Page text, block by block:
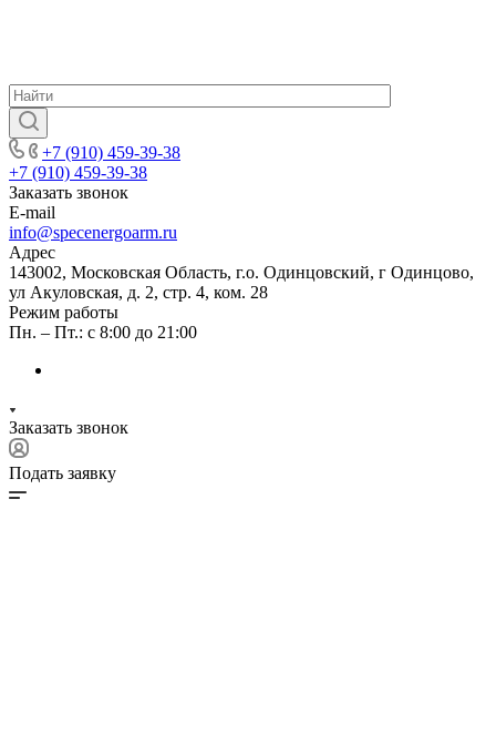
+7 (910) 459-39-38
+7 (910) 459-39-38
Заказать звонок
E-mail
info@specenergoarm.ru
Адрес
143002, Московская Область, г.о. Одинцовский, г Одинцово,
ул Акуловская, д. 2, стр. 4, ком. 28
Режим работы
Пн. – Пт.: с 8:00 до 21:00
Заказать звонок
Подать заявку